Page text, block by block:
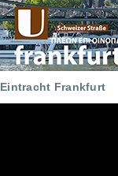
Eintracht Frankfurt